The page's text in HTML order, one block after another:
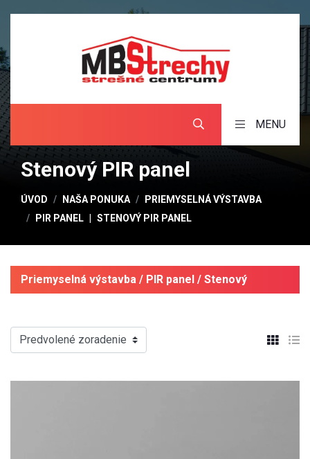
MENU
Stenový PIR panel
ÚVOD NAŠA PONUKA
PRIEMYSELNÁ VÝSTAVBA
PIR PANEL
STENOVÝ PIR PANEL
Priemyselná výstavba / PIR panel / Stenový
Predvolené zoradenie